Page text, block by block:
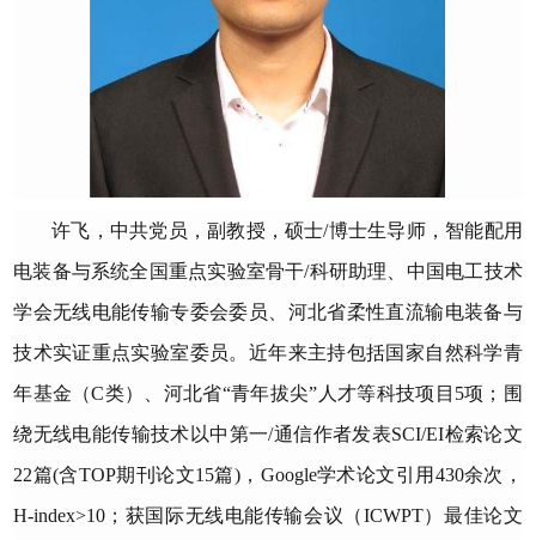
许飞 ， 中共党员，副教授 ，硕士/博士生导师，智能配用
电装备与系统全国重点实验室骨干/科研助理、中国电工技术
学会无线电能传输专委会委员、河北省柔性直流输电装备与
技术实证重点实验室委员。近年来主持包括国家自然科学青
年基金（C类）、河北省“青年拔尖”人才等科技项目5项；围
绕无线电能传输技术以中第一/通信作者发表SCI/EI检索论文
22篇(含TOP期刊论文15篇)，Google学术论文引用430余次，
H-index>10；获国际无线电能传输会议（ICWPT）最佳论文